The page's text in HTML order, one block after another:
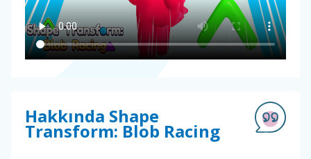
Hakkında Shape
Transform: Blob Racing